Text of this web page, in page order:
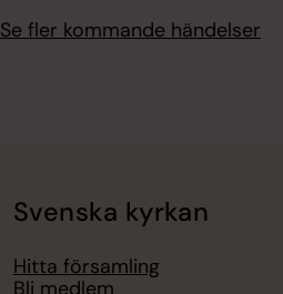
Se fler kommande händelser
Svenska kyrkan
Hitta församling
Bli medlem